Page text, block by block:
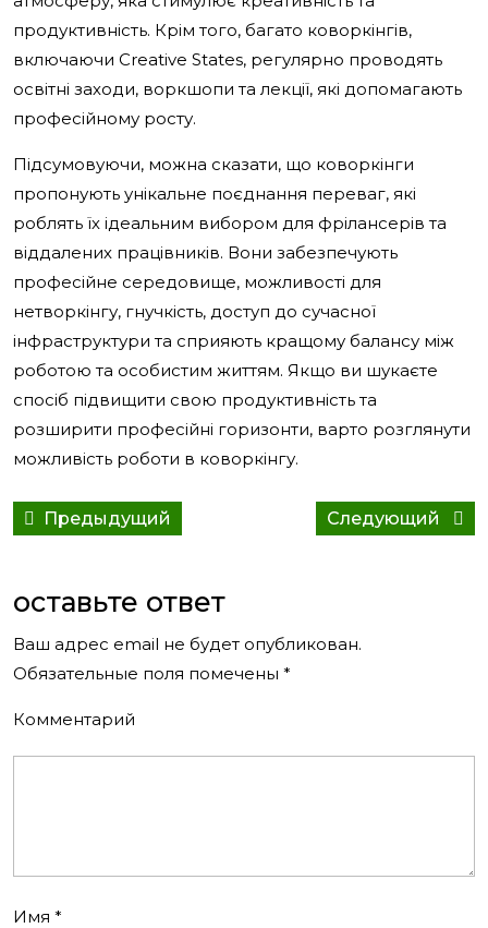
продуктивність. Крім того, багато коворкінгів,
включаючи Creative States, регулярно проводять
освітні заходи, воркшопи та лекції, які допомагають
професійному росту.
Підсумовуючи, можна сказати, що коворкінги
пропонують унікальне поєднання переваг, які
роблять їх ідеальним вибором для фрілансерів та
віддалених працівників. Вони забезпечують
професійне середовище, можливості для
нетворкінгу, гнучкість, доступ до сучасної
інфраструктури та сприяють кращому балансу між
роботою та особистим життям. Якщо ви шукаєте
спосіб підвищити свою продуктивність та
розширити професійні горизонти, варто розглянути
можливість роботи в коворкінгу.
Навигация
по
Предыдущий Следующий
оставьте ответ
Ваш адрес email не будет опубликован.
Обязательные поля помечены *
Комментарий
Имя *